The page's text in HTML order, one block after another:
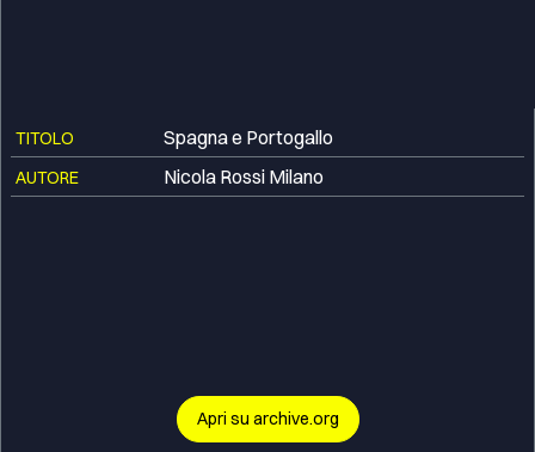
TITOLO Spagna e Portogallo
AUTORE Nicola Rossi Milano
Apri su archive.org